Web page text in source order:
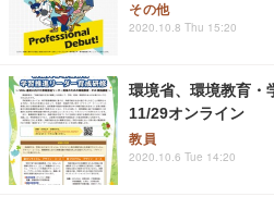
その他
2020.10.8 Thu 15:20
環境省、環境教育・
11/29オンライン
教員
2020.10.6 Tue 14:20